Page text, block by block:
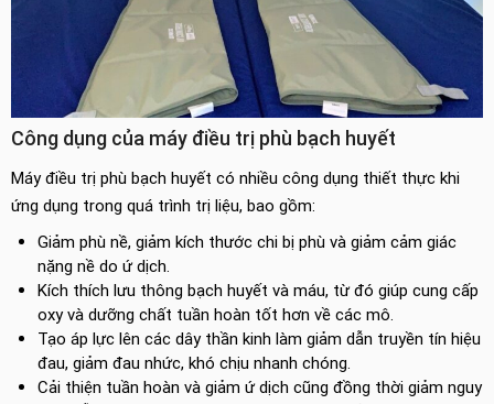
Công dụng của máy điều trị phù bạch huyết
Máy điều trị phù bạch huyết có nhiều công dụng thiết thực khi
ứng dụng trong quá trình trị liệu, bao gồm:
Giảm phù nề, giảm kích thước chi bị phù và giảm cảm giác
nặng nề do ứ dịch.
Kích thích lưu thông bạch huyết và máu, từ đó giúp cung cấp
oxy và dưỡng chất tuần hoàn tốt hơn về các mô.
Tạo áp lực lên các dây thần kinh làm giảm dẫn truyền tín hiệu
đau, giảm đau nhức, khó chịu nhanh chóng.
Cải thiện tuần hoàn và giảm ứ dịch cũng đồng thời giảm nguy